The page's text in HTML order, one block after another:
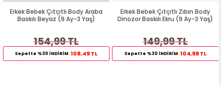
Erkek Bebek Çıtçıtlı Body Araba
Baskılı Beyaz (9 Ay-3 Yaş)
154,99 TL
Sepette %30 İNDİRİM 108,49 TL
Erkek Bebek Çıtçıtlı Zıbın Body
Dinozor Baskılı Ekru (9 Ay-3 Yaş)
149,99 TL
Sepette %30 İNDİRİM 104,99 TL